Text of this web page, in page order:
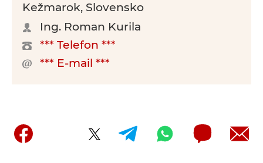
Kežmarok, Slovensko
Ing. Roman Kurila
*** Telefon ***
*** E-mail ***